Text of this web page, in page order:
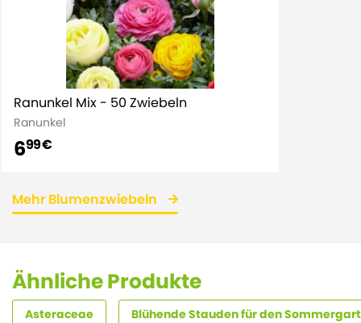
Ranunkel Mix - 50 Zwiebeln
Ranunkel
699 €
Mehr Blumenzwiebeln
Ähnliche Produkte
Asteraceae Blühende Stauden für den